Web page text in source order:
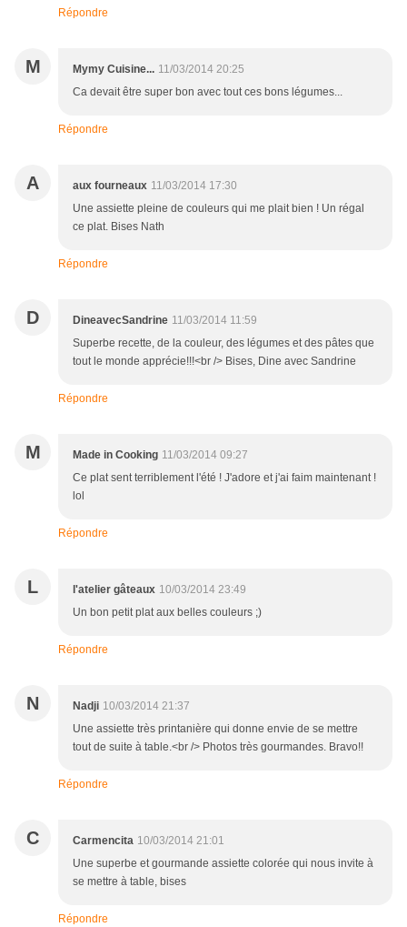
Répondre
M Mymy Cuisine... 11/03/2014 20:25
Ca devait être super bon avec tout ces bons légumes...
Répondre
A aux fourneaux 11/03/2014 17:30
Une assiette pleine de couleurs qui me plait bien ! Un régal
ce plat. Bises Nath
Répondre
D DineavecSandrine 11/03/2014 11:59
Superbe recette, de la couleur, des légumes et des pâtes que
tout le monde apprécie!!!<br /> Bises, Dine avec Sandrine
Répondre
M Made in Cooking 11/03/2014 09:27
Ce plat sent terriblement l'été ! J'adore et j'ai faim maintenant !
lol
Répondre
L l'atelier gâteaux 10/03/2014 23:49
Un bon petit plat aux belles couleurs ;)
Répondre
N Nadji 10/03/2014 21:37
Une assiette très printanière qui donne envie de se mettre
tout de suite à table.<br /> Photos très gourmandes. Bravo!!
Répondre
C Carmencita 10/03/2014 21:01
Une superbe et gourmande assiette colorée qui nous invite à
se mettre à table, bises
Répondre